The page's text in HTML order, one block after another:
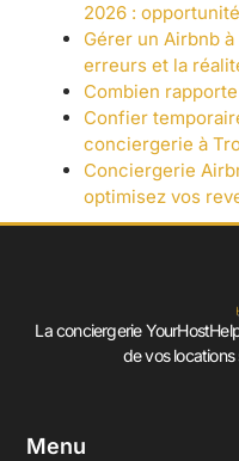
2026 :
Gérer un Airbnb
erreurs et la
Combien
Confier
conciergerie à
Conciergerie
optimisez vos
La conciergerie
de vos locations
Menu